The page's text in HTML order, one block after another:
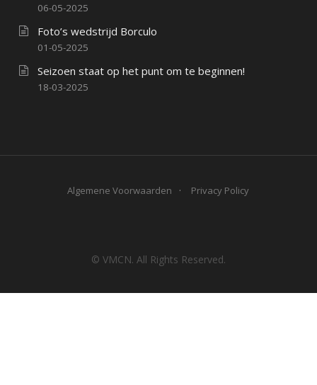
06-05-2025
Foto’s wedstrijd Borculo
01-05-2025
Seizoen staat op het punt om te beginnen!
18-03-2025
Algemene Voorwaarden Privacy Policy
© VMCN. All Rights Reserved.